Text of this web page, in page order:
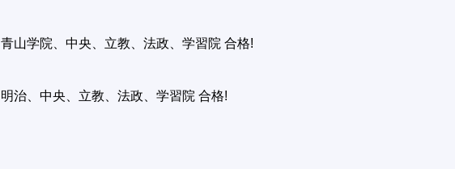
山学院、中央、立教、法政、学習院 合格!
治、中央、立教、法政、学習院 合格!